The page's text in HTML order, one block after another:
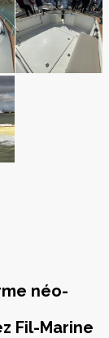
néo-
Fil-Marine